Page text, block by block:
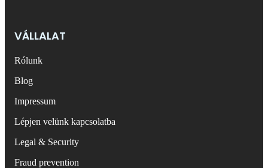
VÁLLALAT
Rólunk
Blog
Impressum
Lépjen velünk kapcsolatba
Legal & Security
Fraud prevention